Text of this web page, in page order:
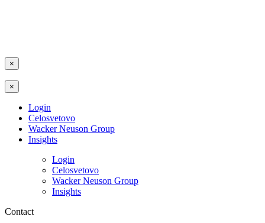
×
×
Login
Celosvetovo
Wacker Neuson Group
Insights
Login
Celosvetovo
Wacker Neuson Group
Insights
Contact